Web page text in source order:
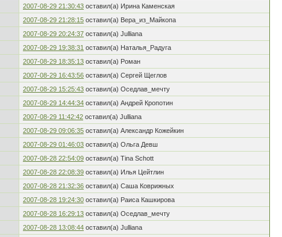
2007-08-29 21:30:43 оставил(а) Ирина Каменская
2007-08-29 21:28:15 оставил(а) Вера_из_Майкопа
2007-08-29 20:24:37 оставил(а) Julliana
2007-08-29 19:38:31 оставил(а) Наталья_Радуга
2007-08-29 18:35:13 оставил(а) Роман
2007-08-29 16:43:56 оставил(а) Сергей Щеглов
2007-08-29 15:25:43 оставил(а) Оседлав_мечту
2007-08-29 14:44:34 оставил(а) Андрей Кропотин
2007-08-29 11:42:42 оставил(а) Julliana
2007-08-29 09:06:35 оставил(а) Александр Кожейкин
2007-08-29 01:46:03 оставил(а) Ольга Девш
2007-08-28 22:54:09 оставил(а) Tina Schott
2007-08-28 22:08:39 оставил(а) Илья Цейтлин
2007-08-28 21:32:36 оставил(а) Саша Коврижных
2007-08-28 19:24:30 оставил(а) Раиса Кашкирова
2007-08-28 16:29:13 оставил(а) Оседлав_мечту
2007-08-28 13:08:44 оставил(а) Julliana